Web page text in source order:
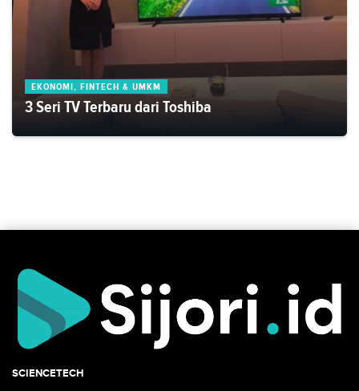
EKONOMI, FINTECH & UMKM
3 Seri TV Terbaru dari Toshiba
SCIENCETECH